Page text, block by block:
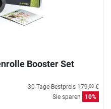
Booster Set
30-Tage-Bestpreis 179,00 €
Sie sparen
10%